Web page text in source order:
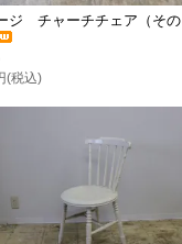
ジ チャーチチェア（その
(税込)